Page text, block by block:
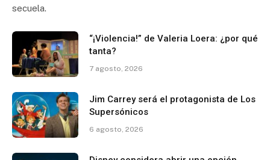
secuela.
“¡Violencia!” de Valeria Loera: ¿por qué
tanta?
7 agosto, 2026
Jim Carrey será el protagonista de Los
Supersónicos
6 agosto, 2026